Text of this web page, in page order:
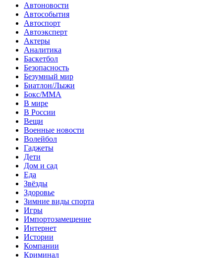
Автоновости
Автособытия
Автоспорт
Автоэксперт
Актеры
Аналитика
Баскетбол
Безопасность
Безумный мир
Биатлон/Лыжи
Бокс/MMA
В мире
В России
Вещи
Военные новости
Волейбол
Гаджеты
Дети
Дом и сад
Еда
Звёзды
Здоровье
Зимние виды спорта
Игры
Импортозамещение
Интернет
Истории
Компании
Криминал